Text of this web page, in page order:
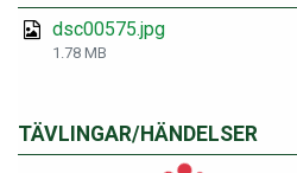
dsc00575.jpg
1.78 MB
TÄVLINGAR/HÄNDELSER